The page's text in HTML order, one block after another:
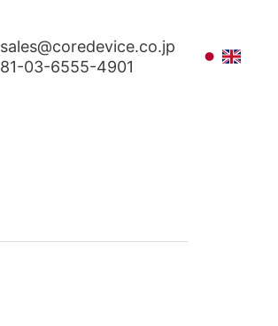
sales@coredevice.co.jp
81-03-6555-4901